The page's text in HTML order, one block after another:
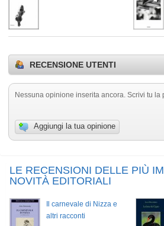
RECENSIONE UTENTI
Nessuna opinione inserita ancora. Scrivi tu la
Aggiungi la tua opinione
LE RECENSIONI DELLE PIÙ
NOVITÀ EDITORIALI
Il carnevale di Nizza e
altri racconti